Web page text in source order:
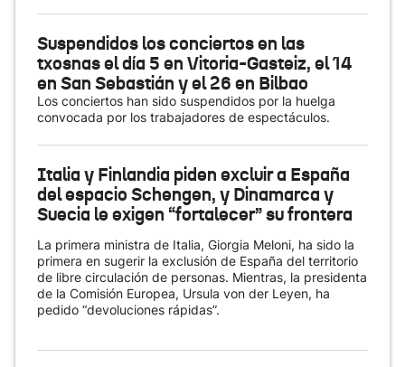
Suspendidos los conciertos en las
txosnas el día 5 en Vitoria-Gasteiz, el 14
en San Sebastián y el 26 en Bilbao
Los conciertos han sido suspendidos por la huelga
convocada por los trabajadores de espectáculos.
Italia y Finlandia piden excluir a España
del espacio Schengen, y Dinamarca y
Suecia le exigen “fortalecer” su frontera
La primera ministra de Italia, Giorgia Meloni, ha sido la
primera en sugerir la exclusión de España del territorio
de libre circulación de personas. Mientras, la presidenta
de la Comisión Europea, Ursula von der Leyen, ha
pedido “devoluciones rápidas”.